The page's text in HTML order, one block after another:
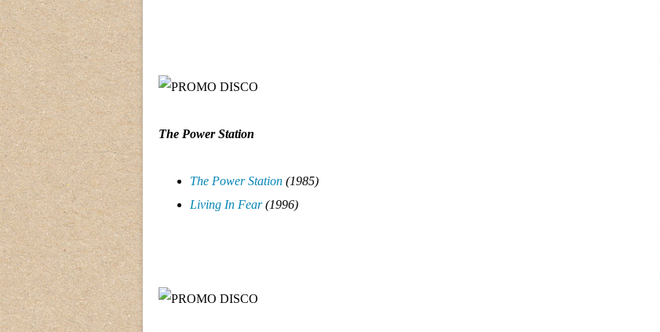
The Power Station
The Power Station (1985)
Living In Fear(1996)